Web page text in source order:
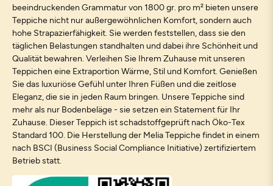
beeindruckenden Grammatur von 1800 gr. pro m² bieten unsere
Teppiche nicht nur außergewöhnlichen Komfort, sondern auch
hohe Strapazierfähigkeit. Sie werden feststellen, dass sie den
täglichen Belastungen standhalten und dabei ihre Schönheit und
Qualität bewahren. Verleihen Sie Ihrem Zuhause mit unseren
Teppichen eine Extraportion Wärme, Stil und Komfort. Genießen
Sie das luxuriöse Gefühl unter Ihren Füßen und die zeitlose
Eleganz, die sie in jeden Raum bringen. Unsere Teppiche sind
mehr als nur Bodenbeläge - sie setzen ein Statement für Ihr
Zuhause. Dieser Teppich ist schadstoffgeprüft nach Öko-Tex
Standard 100. Die Herstellung der Melia Teppiche findet in einem
nach BSCI (Business Social Compliance Initiative) zertifiziertem
Betrieb statt.